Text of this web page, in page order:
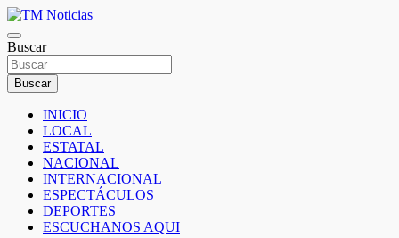
Saltar
al
contenido
TM Noticias
TM Noticias
Buscar
Buscar
INICIO
LOCAL
ESTATAL
NACIONAL
INTERNACIONAL
ESPECTÁCULOS
DEPORTES
ESCUCHANOS AQUI